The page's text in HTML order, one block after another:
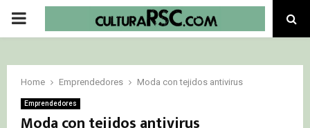
PRIMARY
Home Emprendedores Moda con tejidos antivirus
Emprendedores